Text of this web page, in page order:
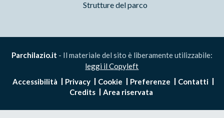
Strutture del parco
Parchilazio.it - Il materiale del sito è liberamente utilizzabile:
leggi il Copyleft
Accessibilità
Privacy Cookie Preferenze
Contatti
Credits
Area riservata